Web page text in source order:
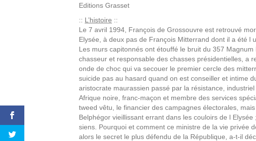
Editions Grasset
:: L’histoire ::
Le 7 avril 1994, François de Grossouvre est retrouvé
Elysée, à deux pas de François Mitterrand dont il a été l
Les murs capitonnés ont étouffé le bruit du 357
chasseur et responsable des chasses présidentielles, a
onde de choc qui va secouer le premier cercle des
suicide pas au hasard quand on est conseiller et intime
aristocrate maurassien passé par la résistance,
Afrique noire, franc-maçon et membre des services
tweed vêtu, le financier des campagnes électorales,
Belphégor vieillissant errant dans les couloirs de l
siens. Pourquoi et comment ce ministre de la vie privée
alors le secret le plus défendu de la République, a-t-il